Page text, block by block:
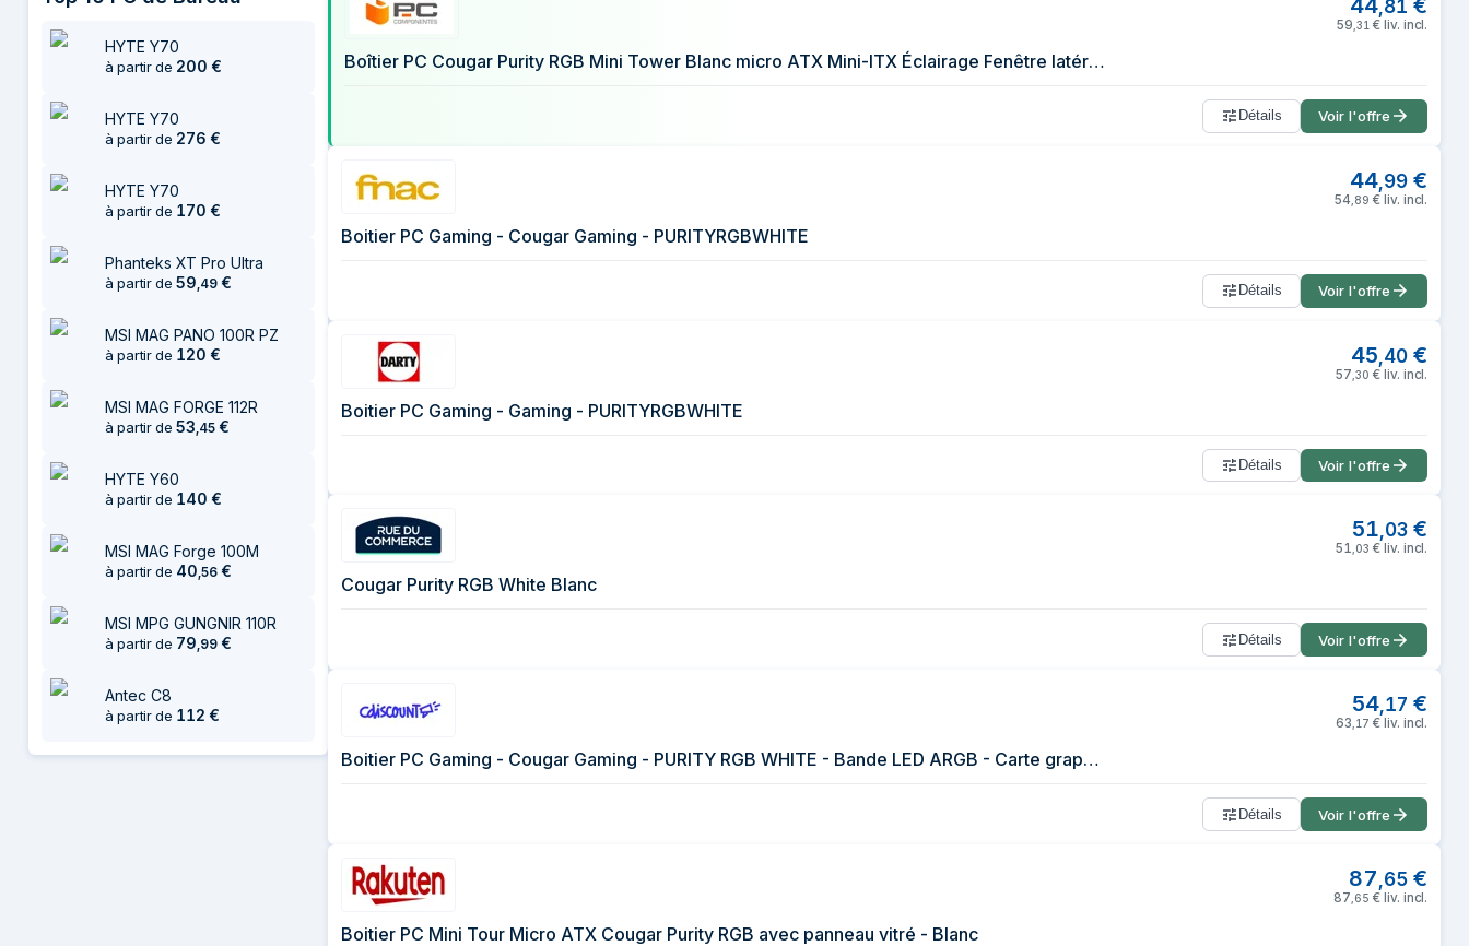
25 juillet 2026
4 août 2026HYTE Y70
à partir de 200 €
HYTE Y70
à partir de 276 €
HYTE Y70
à partir de 170 €
Phanteks XT Pro Ultra
à partir de 59,49 €
MSI MAG PANO 100R PZ
à partir de 120 €
MSI MAG FORGE 112R
à partir de 53,45 €
HYTE Y60
à partir de 140 €
MSI MAG Forge 100M
à partir de 40,56 €
MSI MPG GUNGNIR 110R
à partir de 79,99 €
Antec C8
à partir de 112 €
44,81 €
59 31 € liv. incl.
Boîtier PC Cougar Purity RGB Mini Tower Blanc micro ATX Mini-ITX Éclairage Fenêtre latérale
Détails Voir l'offre
44 99 €
54, 89 € liv. incl.
Boitier PC Gaming - Cougar Gaming - PURITYRGBWHITE
Détails Voir l'offre
45 40 €
57 30 € liv. incl.
Boitier PC Gaming - Gaming - PURITYRGBWHITE
Détails Voir l'offre
51,03 €
51 03 € liv. incl.
Cougar Purity RGB White Blanc
Détails Voir l'offre
54,17 €
63 17 € liv. incl.
Boitier PC Gaming - Cougar Gaming - PURITY RGB WHITE - Bande LED ARGB - Carte graphique jusquà 305 mm - Jusquà 5 ventilateurs
Détails Voir l'offre
87 65 €
87 65 € liv. incl.
Boitier PC Mini Tour Micro ATX Cougar Purity RGB avec panneau vitré - Blanc